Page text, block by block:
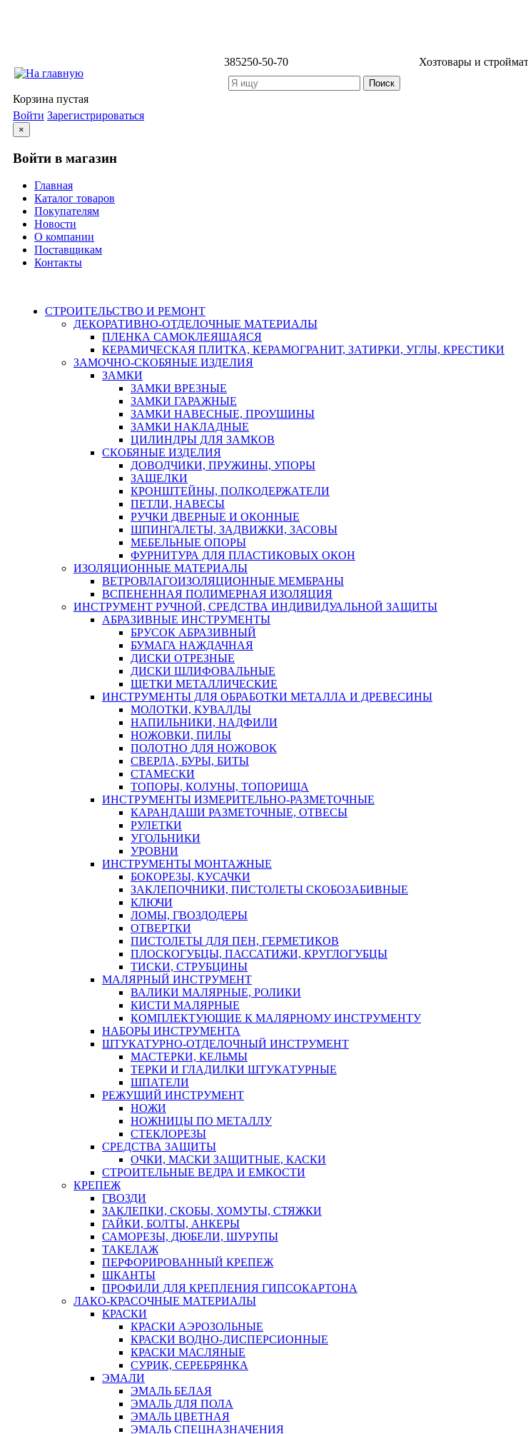
385250-50-70 Хозтовары и
Корзина пустая
Войти Зарегистрироваться
×
Войти в магазин
Главная
Каталог товаров
Покупателям
Новости
О компании
Поставщикам
Контакты
СТРОИТЕЛЬСТВО И РЕМОНТ
ДЕКОРАТИВНО-ОТДЕЛОЧНЫЕ МАТЕРИАЛЫ
ПЛЕНКА САМОКЛЕЯЩАЯСЯ
КЕРАМИЧЕСКАЯ ПЛИТКА, КЕРАМОГРАНИТ, ЗАТИРКИ, УГЛЫ, КРЕСТИКИ
ЗАМОЧНО-СКОБЯНЫЕ ИЗДЕЛИЯ
ЗАМКИ
ЗАМКИ ВРЕЗНЫЕ
ЗАМКИ ГАРАЖНЫЕ
ЗАМКИ НАВЕСНЫЕ, ПРОУШИНЫ
ЗАМКИ НАКЛАДНЫЕ
ЦИЛИНДРЫ ДЛЯ ЗАМКОВ
СКОБЯНЫЕ ИЗДЕЛИЯ
ДОВОДЧИКИ, ПРУЖИНЫ, УПОРЫ
ЗАЩЕЛКИ
КРОНШТЕЙНЫ, ПОЛКОДЕРЖАТЕЛИ
ПЕТЛИ, НАВЕСЫ
РУЧКИ ДВЕРНЫЕ И ОКОННЫЕ
ШПИНГАЛЕТЫ, ЗАДВИЖКИ, ЗАСОВЫ
МЕБЕЛЬНЫЕ ОПОРЫ
ФУРНИТУРА ДЛЯ ПЛАСТИКОВЫХ ОКОН
ИЗОЛЯЦИОННЫЕ МАТЕРИАЛЫ
ВЕТРОВЛАГОИЗОЛЯЦИОННЫЕ МЕМБРАНЫ
ВСПЕНЕННАЯ ПОЛИМЕРНАЯ ИЗОЛЯЦИЯ
ИНСТРУМЕНТ РУЧНОЙ, СРЕДСТВА ИНДИВИДУАЛЬНОЙ ЗАЩИТЫ
АБРАЗИВНЫЕ ИНСТРУМЕНТЫ
БРУСОК АБРАЗИВНЫЙ
БУМАГА НАЖДАЧНАЯ
ДИСКИ ОТРЕЗНЫЕ
ДИСКИ ШЛИФОВАЛЬНЫЕ
ЩЕТКИ МЕТАЛЛИЧЕСКИЕ
ИНСТРУМЕНТЫ ДЛЯ ОБРАБОТКИ МЕТАЛЛА И ДРЕВЕСИНЫ
МОЛОТКИ, КУВАЛДЫ
НАПИЛЬНИКИ, НАДФИЛИ
НОЖОВКИ, ПИЛЫ
ПОЛОТНО ДЛЯ НОЖОВОК
СВЕРЛА, БУРЫ, БИТЫ
СТАМЕСКИ
ТОПОРЫ, КОЛУНЫ, ТОПОРИЩА
ИНСТРУМЕНТЫ ИЗМЕРИТЕЛЬНО-РАЗМЕТОЧНЫЕ
КАРАНДАШИ РАЗМЕТОЧНЫЕ, ОТВЕСЫ
РУЛЕТКИ
УГОЛЬНИКИ
УРОВНИ
ИНСТРУМЕНТЫ МОНТАЖНЫЕ
БОКОРЕЗЫ, КУСАЧКИ
ЗАКЛЕПОЧНИКИ, ПИСТОЛЕТЫ СКОБОЗАБИВНЫЕ
КЛЮЧИ
ЛОМЫ, ГВОЗДОДЕРЫ
ОТВЕРТКИ
ПИСТОЛЕТЫ ДЛЯ ПЕН, ГЕРМЕТИКОВ
ПЛОСКОГУБЦЫ, ПАССАТИЖИ, КРУГЛОГУБЦЫ
ТИСКИ, СТРУБЦИНЫ
МАЛЯРНЫЙ ИНСТРУМЕНТ
ВАЛИКИ МАЛЯРНЫЕ, РОЛИКИ
КИСТИ МАЛЯРНЫЕ
КОМПЛЕКТУЮЩИЕ К МАЛЯРНОМУ ИНСТРУМЕНТУ
НАБОРЫ ИНСТРУМЕНТА
ШТУКАТУРНО-ОТДЕЛОЧНЫЙ ИНСТРУМЕНТ
МАСТЕРКИ, КЕЛЬМЫ
ТЕРКИ И ГЛАДИЛКИ ШТУКАТУРНЫЕ
ШПАТЕЛИ
РЕЖУЩИЙ ИНСТРУМЕНТ
НОЖИ
НОЖНИЦЫ ПО МЕТАЛЛУ
СТЕКЛОРЕЗЫ
СРЕДСТВА ЗАЩИТЫ
ОЧКИ, МАСКИ ЗАЩИТНЫЕ, КАСКИ
СТРОИТЕЛЬНЫЕ ВЕДРА И ЕМКОСТИ
КРЕПЕЖ
ГВОЗДИ
ЗАКЛЕПКИ, СКОБЫ, ХОМУТЫ, СТЯЖКИ
ГАЙКИ, БОЛТЫ, АНКЕРЫ
САМОРЕЗЫ, ДЮБЕЛИ, ШУРУПЫ
ТАКЕЛАЖ
ПЕРФОРИРОВАННЫЙ КРЕПЕЖ
ШКАНТЫ
ПРОФИЛИ ДЛЯ КРЕПЛЕНИЯ ГИПСОКАРТОНА
ЛАКО-КРАСОЧНЫЕ МАТЕРИАЛЫ
КРАСКИ
КРАСКИ АЭРОЗОЛЬНЫЕ
КРАСКИ ВОДНО-ДИСПЕРСИОННЫЕ
КРАСКИ МАСЛЯНЫЕ
СУРИК, СЕРЕБРЯНКА
ЭМАЛИ
ЭМАЛЬ БЕЛАЯ
ЭМАЛЬ ДЛЯ ПОЛА
ЭМАЛЬ ЦВЕТНАЯ
ЭМАЛЬ СПЕЦНАЗНАЧЕНИЯ